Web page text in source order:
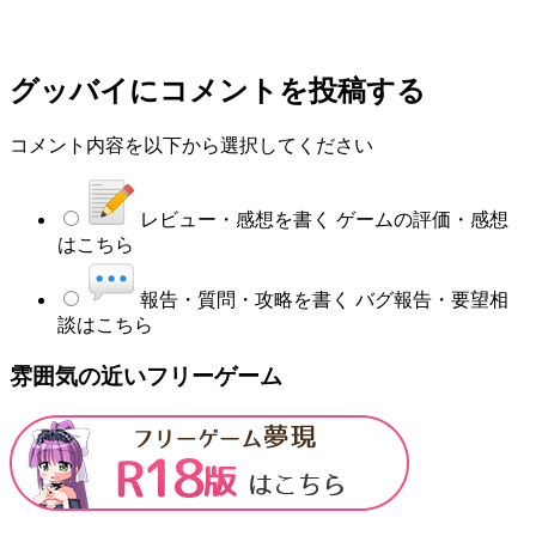
グッバイ にコメントを投稿する
コメント内容を以下から選択してください
レビュー・感想を書く ゲームの評価・感想
はこちら
報告・質問・攻略を書く バグ報告・要望相
談はこちら
雰囲気の近いフリーゲーム